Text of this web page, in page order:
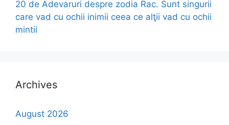
20 de Adevaruri despre zodia Rac. Sunt singurii
care vad cu ochii inimii ceea ce alţii vad cu ochii
mintii
Archives
August 2026